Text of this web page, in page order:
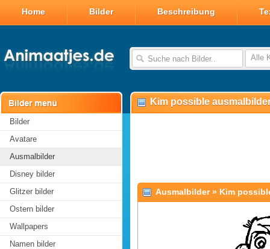
Home Bilder Beschreibung
Alle
Bilder
Avatare
Ausmalbilder
Disney bilder
Glitzer bilder
Ostern bilder
Wallpapers
Namen bilder
Kim possible
Ausmalbilder» Kim